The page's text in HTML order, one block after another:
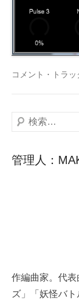
コメント・トラッ
検
管理人：
作編曲家。代
ズ」「妖怪バ